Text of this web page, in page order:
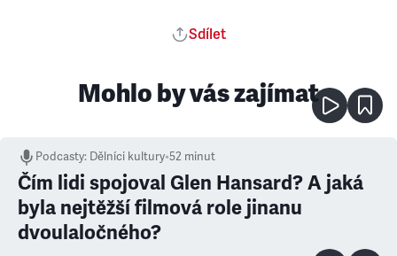
Sdílet
Mohlo by vás zajímat
Podcasty: Dělníci kultury•52 minut
Čím lidi spojoval Glen Hansard? A jaká
byla nejtěžší filmová role jinanu
dvoulaločného?